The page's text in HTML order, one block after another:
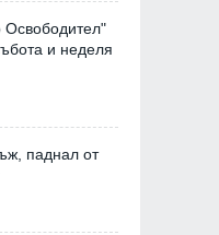
околовръстен път
Освободител"
и неделя
паднал от